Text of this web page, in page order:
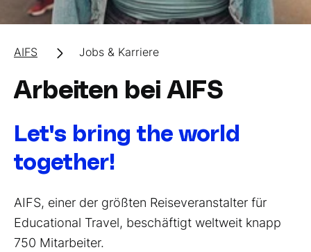
AIFS Jobs & Karriere
Arbeiten bei AIFS
Let's bring the world
together!
AIFS, einer der größten Reiseveranstalter für
Educational Travel, beschäftigt weltweit knapp
750 Mitarbeiter.